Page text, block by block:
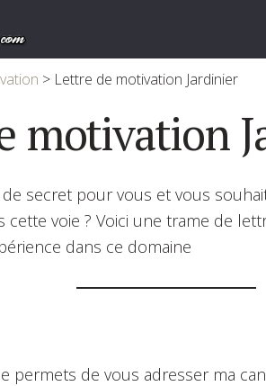
> Lettre de motivation Jardinier
motivation
de secret pour vous et vous
cette voie ? Voici une trame de
dans ce domaine
permets de vous adresser ma